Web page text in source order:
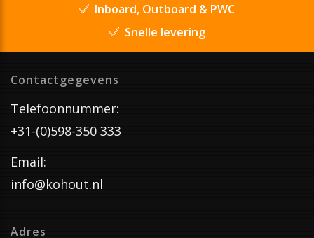
Inboard, Outboard & PWC
Snelle levering
Contactgegevens
Telefoonnummer:
+31-(0)598-350 333
Email:
info@kohout.nl
Adres